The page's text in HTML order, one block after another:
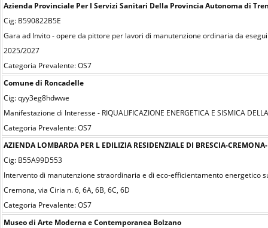
Azienda Provinciale Per I Servizi Sanitari Della Provincia Autonoma di
Cig: B590822B5E
Gara ad Invito - opere da pittore per lavori di manutenzione ordinaria da
2025/2027
Categoria Prevalente: OS7
Comune di Roncadelle
Cig: qyy3eg8hdwwe
Manifestazione di Interesse - RIQUALIFICAZIONE ENERGETICA E SISMICA
Categoria Prevalente: OS7
AZIENDA LOMBARDA PER L EDILIZIA RESIDENZIALE DI BRESCIA-
Cig: B55A99D553
Intervento di manutenzione straordinaria e di eco-efficientamento energetico
Cremona, via Ciria n. 6, 6A, 6B, 6C, 6D
Categoria Prevalente: OS7
Museo di Arte Moderna e Contemporanea Bolzano